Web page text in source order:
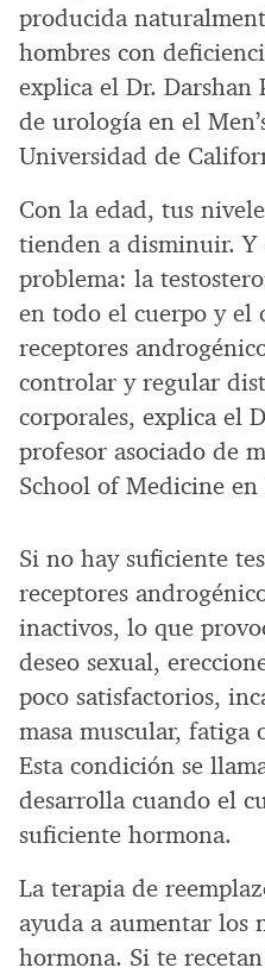
producida
hombres con
explica el Dr. Darshan
de urología en el
Universidad de
Con la edad, tus
tienden a disminuir. Y
problema: la
en todo el cuerpo y el
receptores
controlar y regular
corporales, explica el
profesor asociado de
School of Medicine
Si no hay suficiente
receptores
inactivos, lo que
deseo sexual,
poco satisfactorios,
masa muscular, fatiga
Esta condición se
desarrolla cuando el
suficiente hormona.
La terapia de
ayuda a aumentar los
hormona. Si te